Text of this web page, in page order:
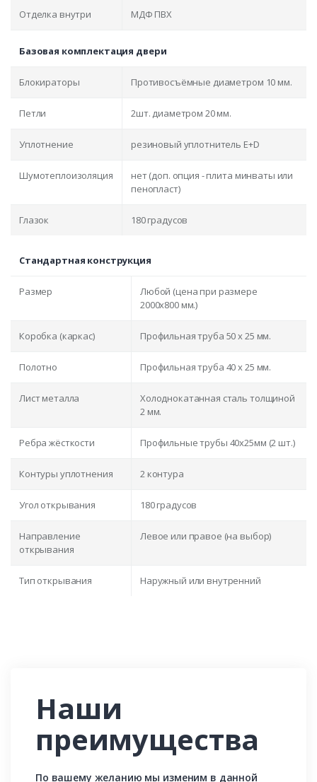
Отделка внутри МДФ ПВХ
Базовая комплектация двери
Блокираторы Противосъёмные диаметром 10 мм.
Петли 2шт. диаметром 20 мм.
Уплотнение резиновый уплотнитель E+D
Шумотеплоизоляция
нет (доп. опция - плита минваты или
пенопласт)
Глазок 180 градусов
Стандартная конструкция
Размер
Любой (цена при размере
2000x800 мм.)
Коробка (каркас) Профильная труба 50 х 25 мм.
Полотно Профильная труба 40 х 25 мм.
Лист металла
Холоднокатанная сталь толщиной
2 мм.
Ребра жёсткости Профильные трубы 40х25мм (2 шт.)
Контуры уплотнения 2 контура
Угол открывания 180 градусов
Направление
открывания
Левое или правое (на выбор)
Тип открывания Наружный или внутренний
Наши
преимущества
По вашему желанию мы изменим в данной